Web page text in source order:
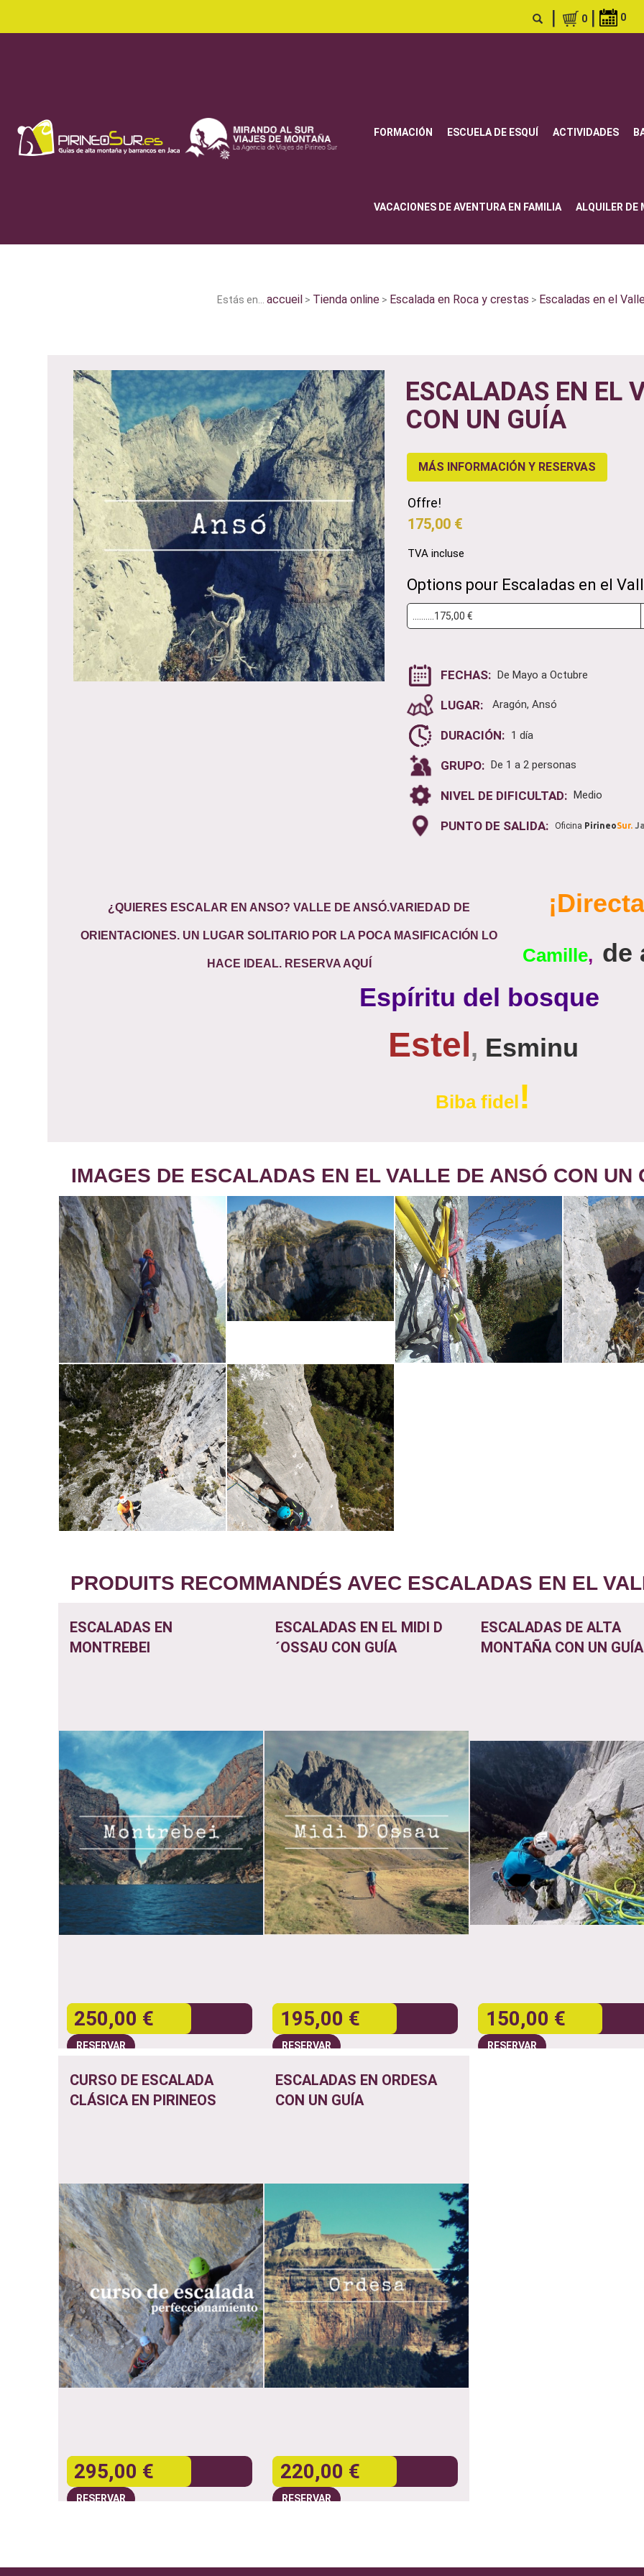
| 0 | 0
FORMACIÓN ESCUELA DE ESQUÍ ACTIVIDADES
VACACIONES DE AVENTURA EN FAMILIA ALQUILER DE
Estás en... accueil > Tienda online > Escalada en Roca y crestas > Escaladas en el
ESCALADAS EN EL
CON UN GUÍA
MÁS INFORMACIÓN Y RESERVAS
Offre!
175,00 €
TVA incluse
Options pour Escaladas en el
FECHAS: De Mayo a Octubre
LUGAR: Aragón, Ansó
DURACIÓN: 1 día
GRUPO: De 1 a 2 personas
NIVEL DE DIFICULTAD: Medio
PUNTO DE SALIDA: Oficina PirineoSur.
¿QUIERES ESCALAR EN ANSO? VALLE DE ANSÓ.VARIEDAD DE
ORIENTACIONES. UN LUGAR SOLITARIO POR LA POCA MASIFICACIÓN LO
HACE IDEAL. RESERVA AQUÍ Camille, de
Espíritu del bosque
Estel, Esminu
Biba fidel!
IMAGES DE ESCALADAS EN EL VALLE DE ANSÓ CON UN
PRODUITS RECOMMANDÉS AVEC ESCALADAS EN EL
ESCALADAS EN
MONTREBEI
250,00 €
RESERVAR
ESCALADAS EN EL MIDI D
´OSSAU CON GUÍA
195,00 €
RESERVAR
ESCALADAS DE ALTA
MONTAÑA CON UN GUÍA
150,00 €
RESERVAR
CURSO DE ESCALADA
CLÁSICA EN PIRINEOS
295,00 €
RESERVAR
ESCALADAS EN ORDESA
CON UN GUÍA
220,00 €
RESERVAR